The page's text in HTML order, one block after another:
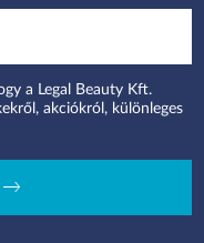
a Legal Beauty Kft.
akciókról, különleges